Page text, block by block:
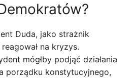
Duda, jako strażnik
na kryzys.
mógłby podjąć działania
porządku konstytucyjnego,